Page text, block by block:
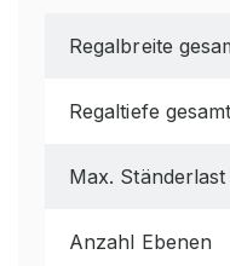
Regalbreite
Regaltiefe
Max. Ständerlast
Anzahl Ebenen